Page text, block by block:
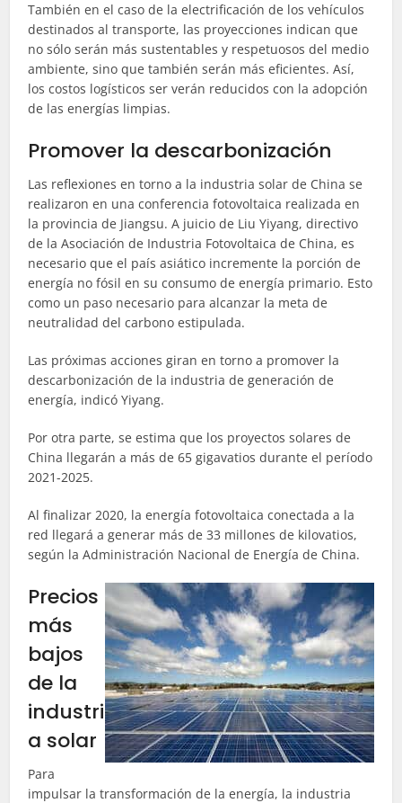
También en el caso de la electrificación de los vehículos
destinados al transporte, las proyecciones indican que
no sólo serán más sustentables y respetuosos del medio
ambiente, sino que también serán más eficientes. Así,
los costos logísticos ser verán reducidos con la adopción
de las energías limpias.
Promover la descarbonización
Las reflexiones en torno a la industria solar de China se
realizaron en una conferencia fotovoltaica realizada en
la provincia de Jiangsu. A juicio de Liu Yiyang, directivo
de la Asociación de Industria Fotovoltaica de China, es
necesario que el país asiático incremente la porción de
energía no fósil en su consumo de energía primario. Esto
como un paso necesario para alcanzar la meta de
neutralidad del carbono estipulada.
Las próximas acciones giran en torno a promover la
descarbonización de la industria de generación de
energía, indicó Yiyang.
Por otra parte, se estima que los proyectos solares de
China llegarán a más de 65 gigavatios durante el período
2021-2025.
Al finalizar 2020, la energía fotovoltaica conectada a la
red llegará a generar más de 33 millones de kilovatios,
según la Administración Nacional de Energía de China.
Precios
más
bajos
de la
industri
a solar
Para
impulsar la transformación de la energía, la industria